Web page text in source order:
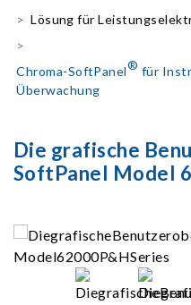
Lösung für
Chroma-SoftPanel® für
Überwachung
Die grafische
SoftPanel Model